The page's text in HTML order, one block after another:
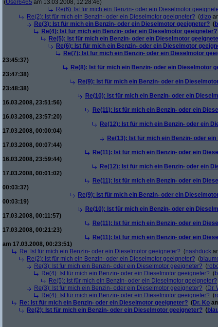
(User6465 am 13.03.2008, 12:28:46)
Re(6): Ist für mich ein Benzin- oder ein Dieselmotor
Re(2): Ist für mich ein Benzin- oder ein Dieselmotor geeigneter? (dizo
Re(3): Ist für mich ein Benzin- oder ein Dieselmotor geeigneter? (
Re(4): Ist für mich ein Benzin- oder ein Dieselmotor geeigneter?
Re(5): Ist für mich ein Benzin- oder ein Dieselmotor
Re(6): Ist für mich ein Benzin- oder ein Dieselmotor
Re(7): Ist für mich ein Benzin- oder ein Dieselmotor
23:45:37)
Re(8): Ist für mich ein Benzin- oder ein Dieselmotor
23:47:38)
Re(9): Ist für mich ein Benzin- oder ein
23:48:38)
Re(10): Ist für mich ein Benzin- oder ein
16.03.2008, 23:51:56)
Re(11): Ist für mich ein Benzin- oder ein
16.03.2008, 23:57:20)
Re(12): Ist für mich ein Benzin- oder ein
17.03.2008, 00:00:04)
Re(13): Ist für mich ein Benzin- oder
17.03.2008, 00:07:44)
Re(11): Ist für mich ein Benzin- oder ein
16.03.2008, 23:59:44)
Re(12): Ist für mich ein Benzin- oder ein
17.03.2008, 00:01:02)
Re(11): Ist für mich ein Benzin- oder ein
00:03:37)
Re(9): Ist für mich ein Benzin- oder ein
00:03:19)
Re(10): Ist für mich ein Benzin- oder ein
17.03.2008, 00:11:57)
Re(11): Ist für mich ein Benzin- oder ein
17.03.2008, 00:21:23)
Re(11): Ist für mich ein Benzin- oder ein
am 17.03.2008, 00:23:51)
Re: Ist für mich ein Benzin- oder ein Dieselmotor geeigneter? (nashduck
Re(2): Ist für mich ein Benzin- oder ein Dieselmotor geeigneter? (
Re(3): Ist für mich ein Benzin- oder ein Dieselmotor geeigneter? (
Re(4): Ist für mich ein Benzin- oder ein Dieselmotor geeigneter? (
Re(5): Ist für mich ein Benzin- oder ein Dieselmotor geeigneter?
Re(3): Ist für mich ein Benzin- oder ein Dieselmotor geeigneter? (Dr.
Re(4): Ist für mich ein Benzin- oder ein Dieselmotor geeigneter? (
Re: Ist für mich ein Benzin- oder ein Dieselmotor geeigneter? (Dr. Ko
Re(2): Ist für mich ein Benzin- oder ein Dieselmotor geeigneter? (